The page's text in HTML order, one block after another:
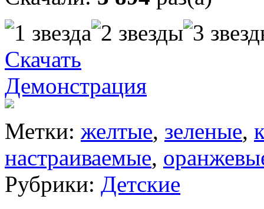
Скачать
Демонстрация
Метки: желтые, зеленые,
настраиваемые,
Рубрики: Детские